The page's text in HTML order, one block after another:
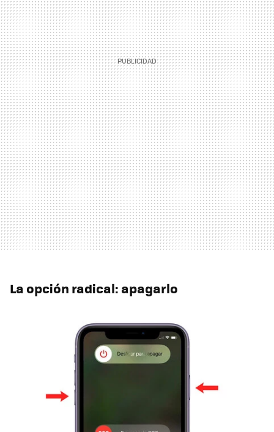
La opción radical: apagarlo